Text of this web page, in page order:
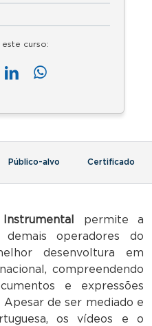
curso:
Público-alvo Certificado
permite a
demais operadores do
desenvoltura em
compreendendo
e expressões
de ser mediado e
os vídeos e o